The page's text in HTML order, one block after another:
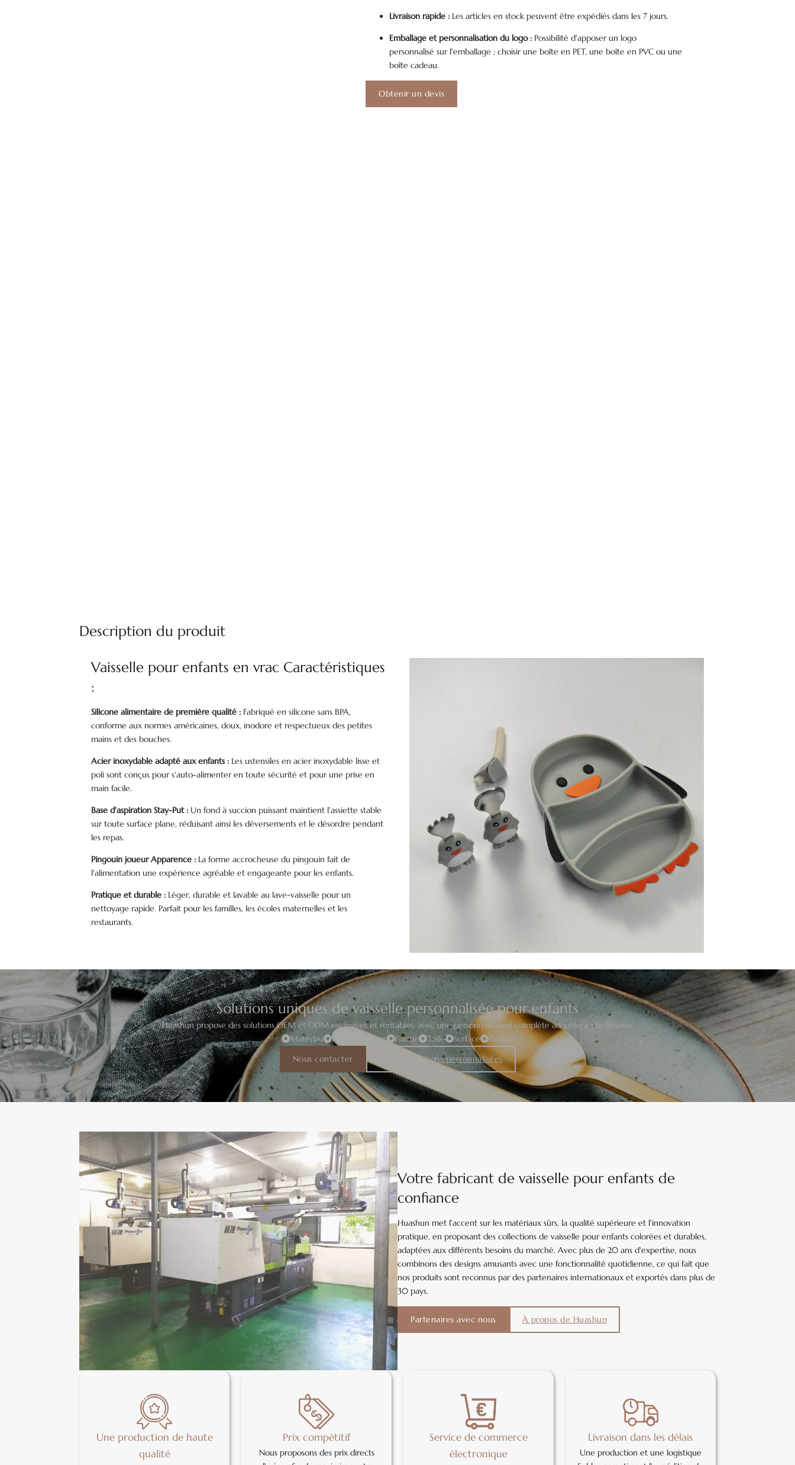
Livraison rapide : Les articles en stock peuvent être expédiés dans les 7 jours.
Emballage et personnalisation du logo : Possibilité d'apposer un logo
personnalisé sur l'emballage ; choisir une boîte en PET, une boîte en PVC ou une
boîte cadeau.
Obtenir un devis
Description du produit
Vaisselle pour enfants en vrac Caractéristiques
:
Silicone alimentaire de première qualité : Fabriqué en silicone sans BPA,
conforme aux normes américaines, doux, inodore et respectueux des petites
mains et des bouches.
Acier inoxydable adapté aux enfants : Les ustensiles en acier inoxydable lisse et
poli sont conçus pour s'auto-alimenter en toute sécurité et pour une prise en
main facile.
Base d'aspiration Stay-Put : Un fond à succion puissant maintient l'assiette stable
sur toute surface plane, réduisant ainsi les déversements et le désordre pendant
les repas.
Pingouin joueur Apparence : La forme accrocheuse du pingouin fait de
l'alimentation une expérience agréable et engageante pour les enfants.
Pratique et durable : Léger, durable et lavable au lave-vaisselle pour un
nettoyage rapide. Parfait pour les familles, les écoles maternelles et les
restaurants.
Solutions uniques de vaisselle personnalisée pour enfants
Huashun propose des solutions OEM et ODM exclusives et rentables, avec une personnalisation complète adaptée à vos besoins.
Matériau
Logo Couleur Forme Taille Surface
Paquet
Nous contacter
Plus de solutions personnalisées
Votre fabricant de vaisselle pour enfants de
confiance
Huashun met l'accent sur les matériaux sûrs, la qualité supérieure et l'innovation
pratique, en proposant des collections de vaisselle pour enfants colorées et durables,
adaptées aux différents besoins du marché. Avec plus de 20 ans d'expertise, nous
combinons des designs amusants avec une fonctionnalité quotidienne, ce qui fait que
nos produits sont reconnus par des partenaires internationaux et exportés dans plus de
30 pays.
Partenaires avec nous À propos de Huashun
Une production de haute
qualité
Prix compétitif
Nous proposons des prix directs
Service de commerce
électronique
Livraison dans les délais
Une production et une logistique